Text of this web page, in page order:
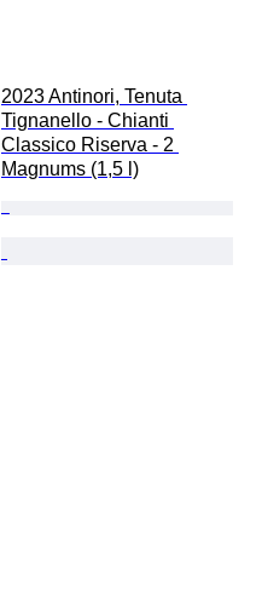
2023 Antinori, Tenuta
Tignanello - Chianti
Classico Riserva - 2
Magnums (1,5 l)